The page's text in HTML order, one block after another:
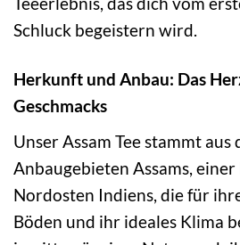
Schluck begeistern wird.
Herkunft und Anbau: Das
Geschmacks
Unser Assam Tee stammt
Anbaugebieten Assams, einer
Nordosten Indiens, die für
Böden und ihr ideales Klima